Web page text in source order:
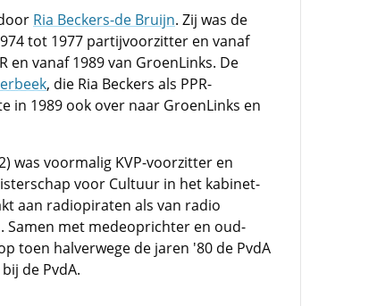
Ria Beckers-de Bruijn. Zij was de
tot 1977 partijvoorzitter en vanaf
en vanaf 1989 van GroenLinks. De
, die Ria Beckers als PPR-
in 1989 ook over naar GroenLinks en
was voormalig KVP-voorzitter en
voor Cultuur in het kabinet-
aan radiopiraten als van radio
Samen met medeoprichter en oud-
toen halverwege de jaren '80 de PvdA
de PvdA.